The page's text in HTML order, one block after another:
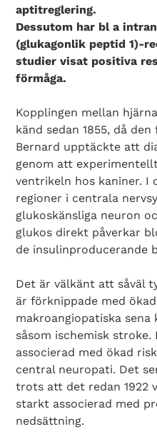
aptitreglering.
Dessutom har bl a
(glukagonlik peptid 1)-
studier visat positiva
förmåga.
Kopplingen mellan
känd sedan 1855, då
Bernard upptäckte att
genom att
ventrikeln hos kaniner. I
regioner i centrala
glukoskänsliga neuron
glukos direkt påverkar
de insulinproducerande
Det är välkänt att såväl
är förknippade med
makroangiopatiska sena
såsom ischemisk stroke.
associerad med ökad
central neuropati. Det
trots att det redan 1922
starkt associerad med
nedsättning.